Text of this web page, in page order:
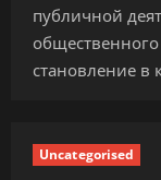
публичной
становление в
Uncategorised